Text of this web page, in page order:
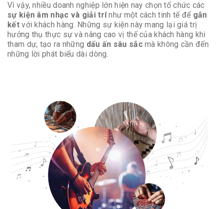
Vì vậy, nhiều doanh nghiệp lớn hiện nay chọn tổ chức các
sự kiện âm nhạc và giải trínhư một cách tinh tế để gắn
kếtvới khách hàng. Những sự kiện này mang lại giá trị
hưởng thụ thực sự và nâng cao vị thế của khách hàng khi
tham dự, tạo ra những dấu ấn sâu sắcmà không cần đến
những lời phát biểu dài dòng.